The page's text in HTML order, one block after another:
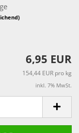
6,95 EUR
154,44 EUR pro kg
inkl. 7% MwSt.